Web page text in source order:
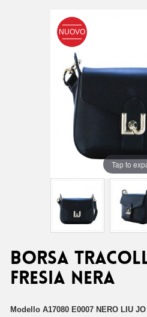
NUOVO
Tap to
Borsa
fresia nera
Modello A17080 E0007 NERO LIU JO